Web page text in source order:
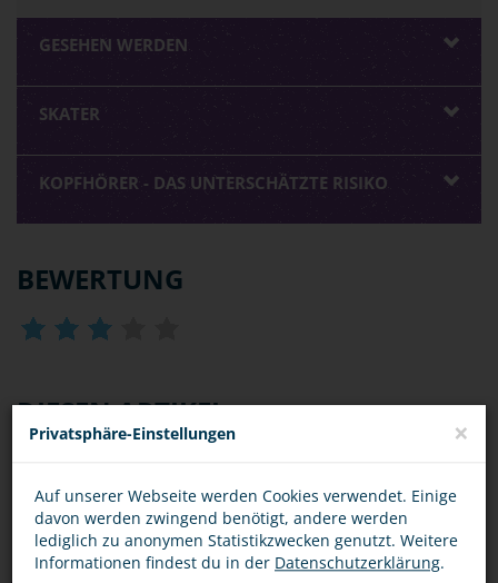
GESEHEN WERDEN
SKATER
KOPFHÖRER - DAS UNTERSCHÄTZTE RISIKO
BEWERTUNG
DIESEN ARTIKEL ...
Privatsphäre-Einstellungen ×
Auf unserer Webseite werden Cookies verwendet. Einige
davon werden zwingend benötigt, andere werden
lediglich zu anonymen Statistikzwecken genutzt. Weitere
Informationen findest du in der Datenschutzerklärung.